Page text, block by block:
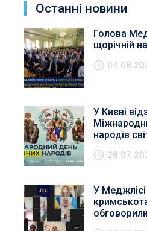
Останні новини
Голова
щорічній
У Києві
народів
У Меджлісі